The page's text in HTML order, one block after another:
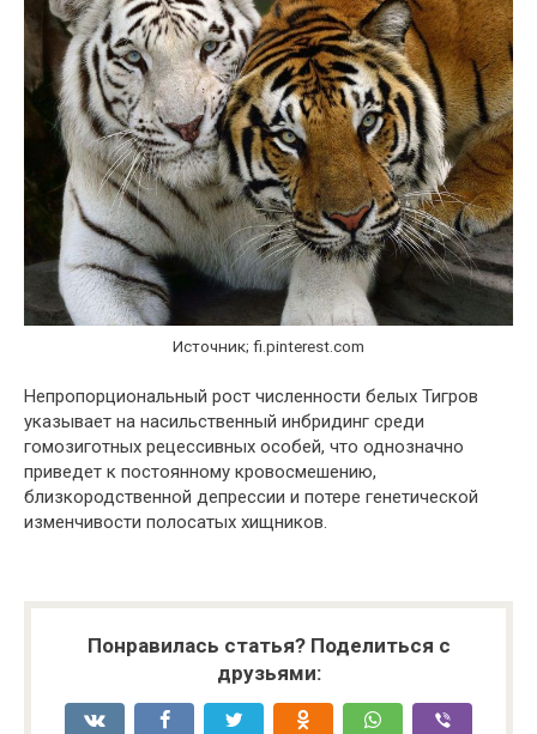
Источник; fi.pinterest.com
Непропорциональный рост численности белых Тигров
указывает на насильственный инбридинг среди
гомозиготных рецессивных особей, что однозначно
приведет к постоянному кровосмешению,
близкородственной депрессии и потере генетической
изменчивости полосатых хищников.
Понравилась статья? Поделиться с
друзьями: